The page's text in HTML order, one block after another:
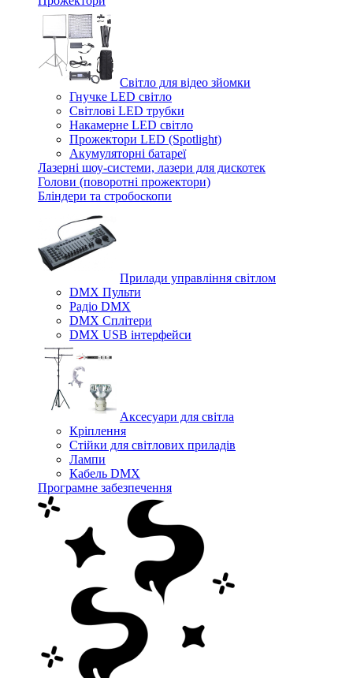
Світло для відео зйомки
Гнучке LED світло
Світлові LED трубки
Накамерне LED світло
Прожектори LED (Spotlight)
Акумуляторні батареї
Лазерні шоу-системи, лазери для дискотек
Голови (поворотні прожектори)
Бліндери та стробоскопи
Прилади управління світлом
DMX Пульти
Радіо DMX
DMX Сплітери
DMX USB інтерфейси
Аксесуари для світла
Кріплення
Стійки для світлових приладів
Лампи
Кабель DMX
Програмне забезпечення